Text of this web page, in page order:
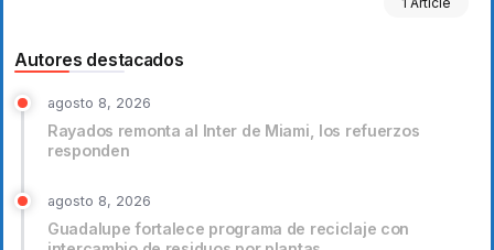
Autores destacados
agosto 8, 2026
Rayados remonta al Inter de Miami, los refuerzos
responden
agosto 8, 2026
Guadalupe fortalece programa de reciclaje con